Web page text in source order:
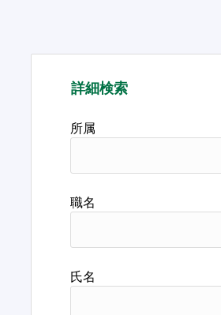
詳細検索
所属
職名
氏名